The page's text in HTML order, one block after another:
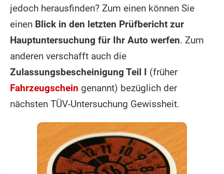
jedoch herausfinden? Zum einen können Sie
einen Blick in den letzten Prüfbericht zur
Hauptuntersuchung für Ihr Auto werfen. Zum
anderen verschafft auch die
Zulassungsbescheinigung Teil I (früher
Fahrzeugschein genannt) bezüglich der
nächsten TÜV-Untersuchung Gewissheit.